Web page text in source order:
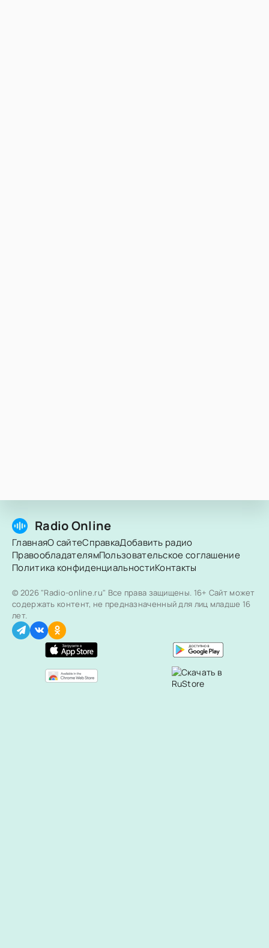
Radio Online
ГлавнаяО сайтеСправкаДобавить радио
ПравообладателямПользовательское соглашение
Политика конфиденциальностиКонтакты
© 2026 "Radio-online.ru" Все права защищены. 16+ Сайт может
содержать контент, не предназначенный для лиц младше 16
лет.